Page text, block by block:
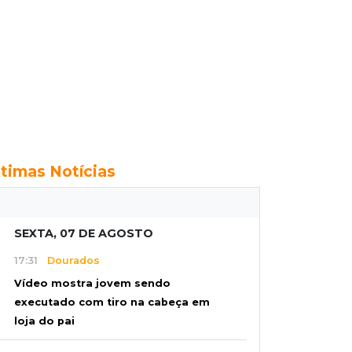
Notícias
SEXTA, 07 DE AGOSTO
17:31 Dourados
Vídeo mostra jovem sendo
executado com tiro na cabeça em
loja do pai